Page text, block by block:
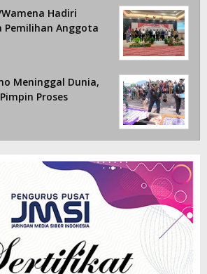
Hadiri
Pemilihan Anggota
Meninggal Dunia,
Proses